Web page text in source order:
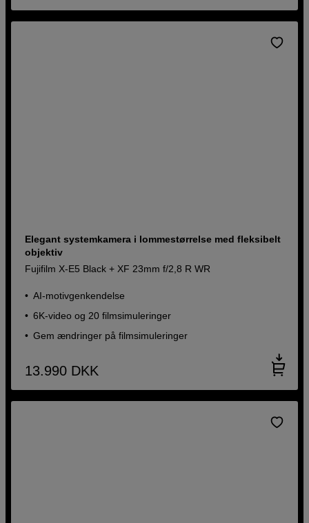
Elegant systemkamera i lommestørrelse med fleksibelt
objektiv
Fujifilm X-E5 Black + XF 23mm f/2,8 R WR
AI-motivgenkendelse
6K-video og 20 filmsimuleringer
Gem ændringer på filmsimuleringer
13.990 DKK